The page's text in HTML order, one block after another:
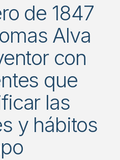
de 1847
Alva
con
que
las
y hábitos